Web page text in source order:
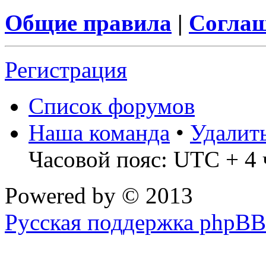
Общие правила |
Регистрация
Список форумов
Наша команда •
Часовой пояс: UTC + 4
Powered by © 2013
Русская поддержка phpBB